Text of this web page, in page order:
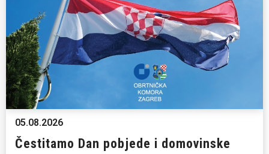
05.08.2026
Čestitamo Dan pobjede i domovinske